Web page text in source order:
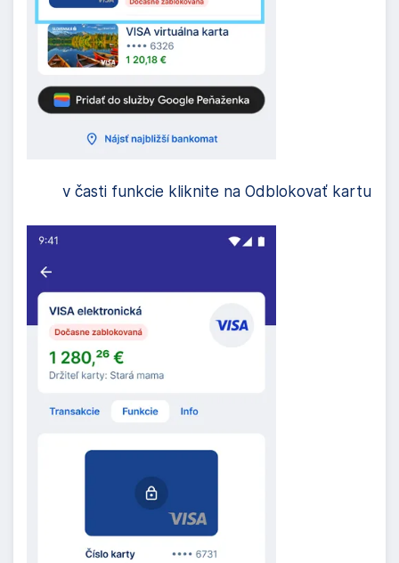
v časti funkcie kliknite na Odblokovať kartu